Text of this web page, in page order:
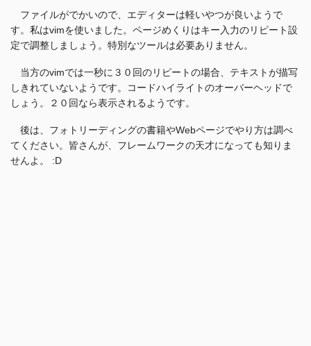
ファイルがでかいので、エディターは軽いやつが良いようで
す。私はvimを使いました。ページめくりはキー入力のリピート設
定で調整しましょう。特別なツールは必要ありません。
当方のvimでは一秒に３０回のリピートの場合、テキストが描写
しきれていないようです。コードハイライトのオーバーヘッドで
しょう。２０回なら表示されるようです。
後は、フォトリーディングの書籍やWebページでやり方は調べ
てください。皆さんが、フレームワークの天才になっても知りま
せんよ。 :D